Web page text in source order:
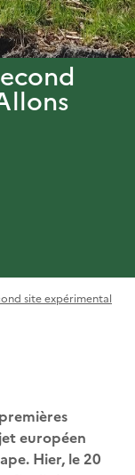
site expérimental
européen
Hier, le 20